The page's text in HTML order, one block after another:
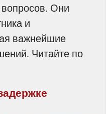
Они
и
важнейшие
Читайте по